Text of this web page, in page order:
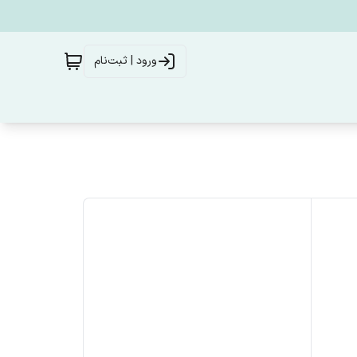
ورود | ثبت‌نام